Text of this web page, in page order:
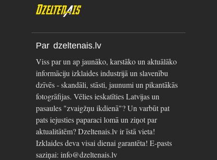
Par dzeltenais.lv
Viss par un ap jaunāko, karstāko un aktuālāko
informāciju izklaides industrijā un slavenību
dzīvēs - skandāli, stāsti, jaunumi un pikantākās
fotogrāfijas. Vēlies ieskatīties Latvijas un
pasaules "zvaigžņu ikdienā"? Un varbūt pat
pats iejusties paparaci lomā un ziņot par
aktualitātēm? Dzeltenais.lv ir īstā vieta!
Izklaides deva visai dienai garantēta! E-pasts
saziņai: info@dzeltenais.lv